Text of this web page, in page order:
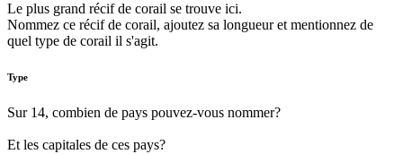
Le plus grand récif de corail se trouve ici.
Nommez ce récif de corail, ajoutez sa longueur et mentionnez de
quel type de corail il s'agit.
Type
Sur 14, combien de pays pouvez-vous nommer?
Et les capitales de ces pays?